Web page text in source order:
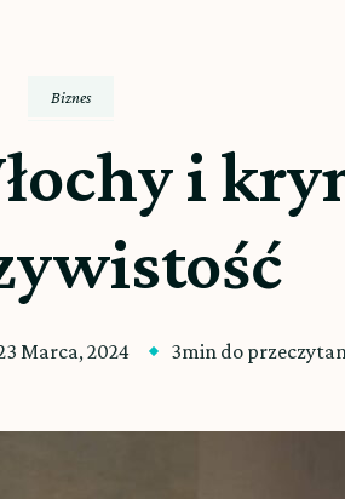
Biznes
i
Marca, 2024 3min do